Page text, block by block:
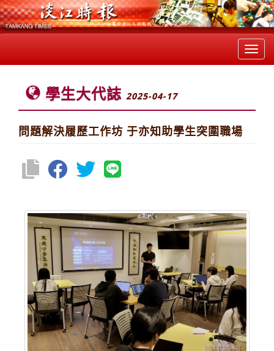
學生大代誌 2025-04-17
問題解決履歷工作坊 于亦知助學生突圍職場